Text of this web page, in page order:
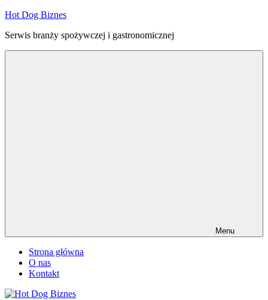
Przejdź
treści
Hot Dog Biznes
Serwis branży spożywczej i gastronomicznej
Menu
Strona główna
O nas
Kontakt